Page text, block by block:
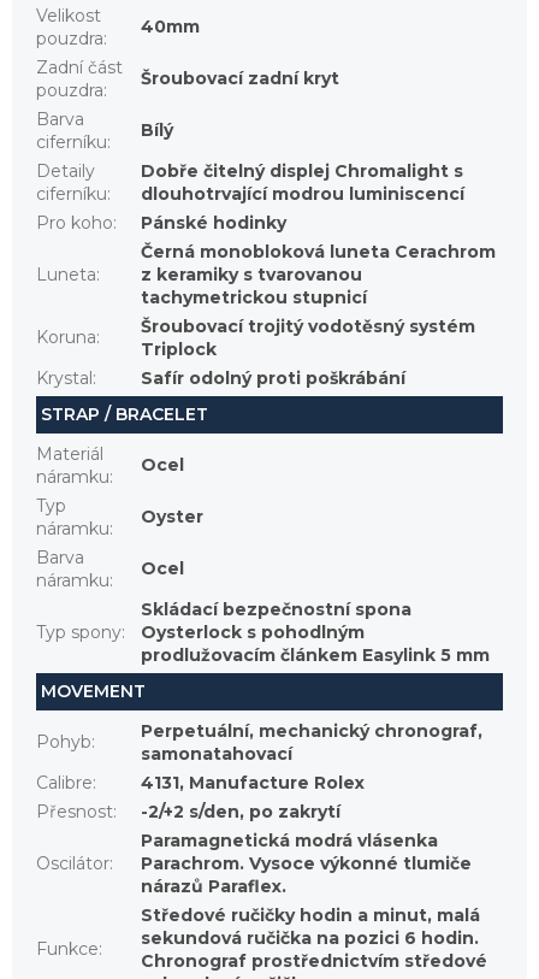
Velikost
pouzdra:
40mm
Zadní část
pouzdra:
Šroubovací zadní kryt
Barva
ciferníku:
Bílý
Detaily
ciferníku:
Dobře čitelný displej Chromalight s
dlouhotrvající modrou luminiscencí
Pro koho: Pánské hodinky
Luneta:
Černá monobloková luneta Cerachrom
z keramiky s tvarovanou
tachymetrickou stupnicí
Koruna:
Šroubovací trojitý vodotěsný systém
Triplock
Krystal :
Safír odolný proti poškrábání
STRAP / BRACELET
Materiál
náramku:
Ocel
Typ
náramku:
Oyster
Barva
náramku:
Ocel
Typ spony:
Skládací bezpečnostní spona
Oysterlock s pohodlným
prodlužovacím článkem Easylink 5 mm
MOVEMENT
Pohyb:
Perpetuální, mechanický chronograf,
samonatahovací
Calibre:
4131, Manufacture Rolex
Přesnost: -2/+2 s/den, po zakrytí
Oscilátor:
Paramagnetická modrá vlásenka
Parachrom. Vysoce výkonné tlumiče
nárazů Paraflex.
Funkce:
Středové ručičky hodin a minut, malá
sekundová ručička na pozici 6 hodin.
Chronograf prostřednictvím středové